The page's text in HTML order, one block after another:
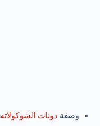
وصفة دونات الشوكولاته